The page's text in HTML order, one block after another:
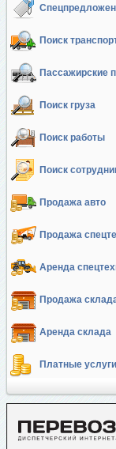
Поиск
Пассажирские
Поиск груза
Поиск работы
Поиск
Продажа авто
Продажа
Аренда
Продажа
Аренда склада
Платные услуги